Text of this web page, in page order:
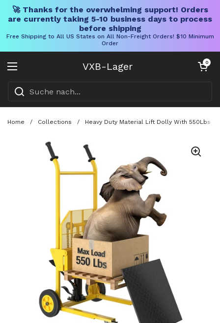
🚀 Thanks for the overwhelming support! Orders
are currently taking 5-10 business days to process
before shipping
Free Shipping to All US States on All Non-Freight Orders! $10 Minimum
Order
VXB-Lager
Menü öffnen
Warenkorb
0
Home / Collections / Heavy Duty Material Lift Dolly With 550Lbs